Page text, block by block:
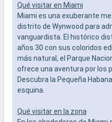
Qué visitar en Miami
Miami es una exuberante
distrito de Wynwood para
vanguardista. El histórico
años 30 con sus coloridos
más natural, el Parque
ofrece una aventura por los
Descubra la Pequeña
esquina.
Qué visitar en la zona